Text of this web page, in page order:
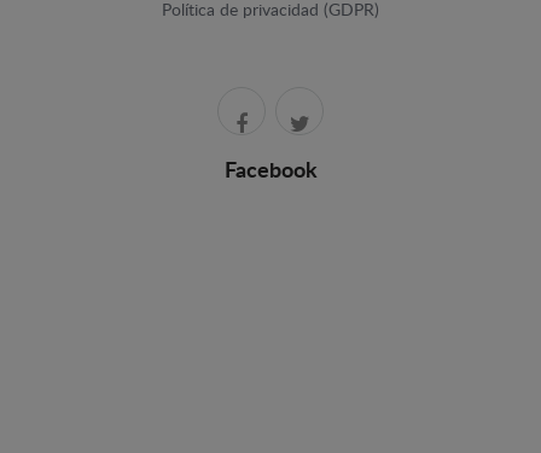
Política de privacidad (GDPR)
Facebook